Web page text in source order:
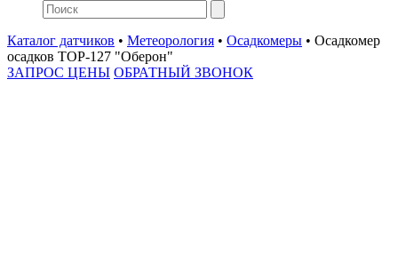
Каталог датчиков • Метеорология • Осадкомеры • Осадкомер
осадков ТОР-127 "Оберон"
ЗАПРОС ЦЕНЫ ОБРАТНЫЙ ЗВОНОК